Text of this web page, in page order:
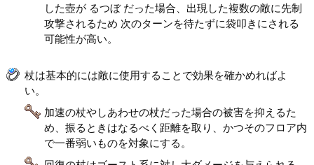
した壺が るつぼ だった場合、出現した複数の敵に先制
攻撃されるため 次のターンを待たずに袋叩きにされる
可能性が高い。
杖は基本的には敵に使用することで効果を確かめればよ
い。
加速の杖やしあわせの杖だった場合の被害を抑えるた
め、振るときはなるべく距離を取り、かつそのフロア内
で一番弱いものを対象にする。